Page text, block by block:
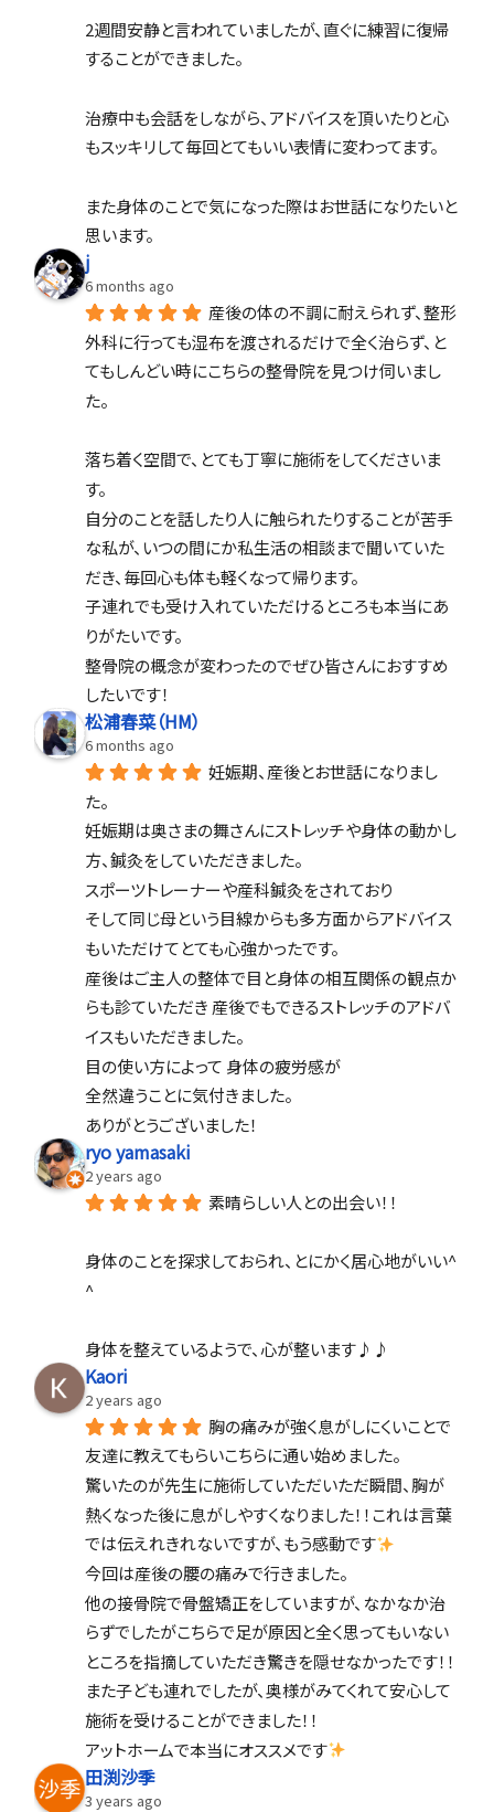
2週間安静と言われていましたが、直ぐに練習に復帰
することができました。
治療中も会話をしながら、アドバイスを頂いたりと心
もスッキリして毎回とてもいい表情に変わってます。
また身体のことで気になった際はお世話になりたいと
思います。
j
6 months ago
産後の体の不調に耐えられず、整形
外科に行っても湿布を渡されるだけで全く治らず、と
てもしんどい時にこちらの整骨院を見つけ伺いまし
た。
落ち着く空間で、とても丁寧に施術をしてくださいま
す。
自分のことを話したり人に触られたりすることが苦手
な私が、いつの間にか私生活の相談まで聞いていた
だき、毎回心も体も軽くなって帰ります。
子連れでも受け入れていただけるところも本当にあ
りがたいです。
整骨院の概念が変わったのでぜひ皆さんにおすすめ
したいです！
松浦春菜（HM）
6 months ago
妊娠期、産後とお世話になりまし
た。
妊娠期は奥さまの舞さんにストレッチや身体の動かし
方、鍼灸をしていただきました。
スポーツトレーナーや産科鍼灸をされており
そして同じ母という目線からも多方面からアドバイス
もいただけてとても心強かったです。
産後はご主人の整体で目と身体の相互関係の観点か
らも診ていただき 産後でもできるストレッチのアドバ
イスもいただきました。
目の使い方によって 身体の疲労感が
全然違うことに気付きました。
ありがとうございました！
ryo yamasaki
2 years ago
素晴らしい人との出会い！！
身体のことを探求しておられ、とにかく居心地がいい^
^
身体を整えているようで、心が整います♪♪
Kaori
2 years ago
胸の痛みが強く息がしにくいことで
友達に教えてもらいこちらに通い始めました。
驚いたのが先生に施術していただいただ瞬間、胸が
熱くなった後に息がしやすくなりました！！これは言葉
では伝えれきれないですが、もう感動です
今回は産後の腰の痛みで行きました。
他の接骨院で骨盤矯正をしていますが、なかなか治
らずでしたがこちらで足が原因と全く思ってもいない
ところを指摘していただき驚きを隠せなかったです！！
また子ども連れでしたが、奥様がみてくれて安心して
施術を受けることができました！！
アットホームで本当にオススメです
田渕沙季
3 years ago